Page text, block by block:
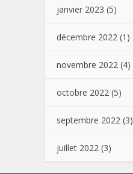
janvier 2023 (5)
décembre 2022 (1)
novembre 2022 (4)
octobre 2022 (5)
septembre 2022 (3)
juillet 2022 (3)